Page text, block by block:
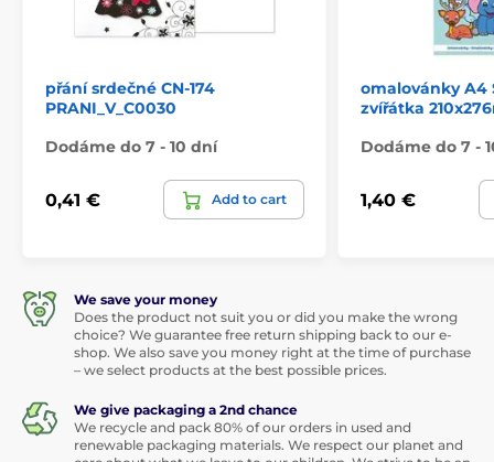
přání srdečné CN-174
PRANI_V_C0030
Dodáme do 7 - 10 dní
0,41 € Add to cart
omalovánky A4
zvířátka
Dodáme do 7 -
1,40 €
We save your money
Does the product not suit you or did you make the wrong
choice? We guarantee free return shipping back to our e-
shop. We also save you money right at the time of purchase
– we select products at the best possible prices.
We give packaging a 2nd chance
We recycle and pack 80% of our orders in used and
renewable packaging materials. We respect our planet and